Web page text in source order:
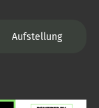
Aufstellung